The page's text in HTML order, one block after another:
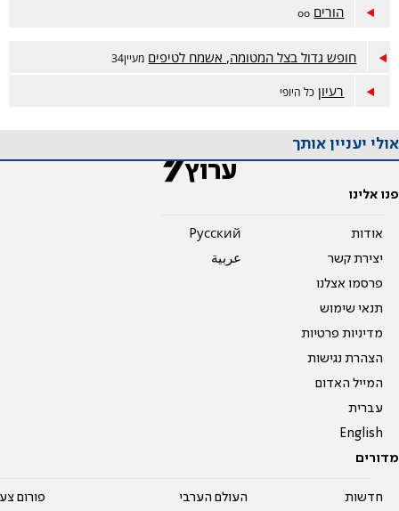
הורים oo
חופש גדול בצל המטומה, אשמח לטיפים מעיין34
רעיון כל היופי
אולי יעניין אותך
פנו אלינו
אודות
יצירת קשר
פרסמו אצלנו
תנאי שימוש
מדיניות פרטיות
הצהרת נגישות
המייל האדום
עברית
English
Pусский
عربية
מדורים
חדשות העולם הערבי פורום